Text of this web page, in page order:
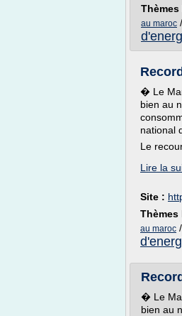
Thèmes
au maroc /
� Le
bien au
national
Le
Lire la
Site :
Thèmes
au maroc /
� Le
bien au